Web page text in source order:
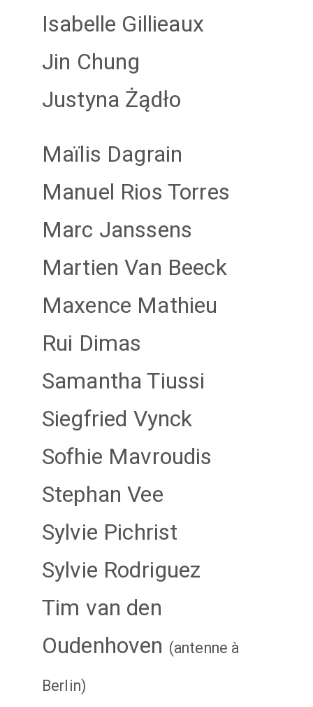
Isabelle Gillieaux
Jin Chung
Justyna Żądło
Maïlis Dagrain
Manuel Rios Torres
Marc Janssens
Martien Van Beeck
Maxence Mathieu
Rui Dimas
Samantha Tiussi
Siegfried Vynck
Sofhie Mavroudis
Stephan Vee
Sylvie Pichrist
Sylvie Rodriguez
Tim van den
Oudenhoven (antenne à
Berlin)